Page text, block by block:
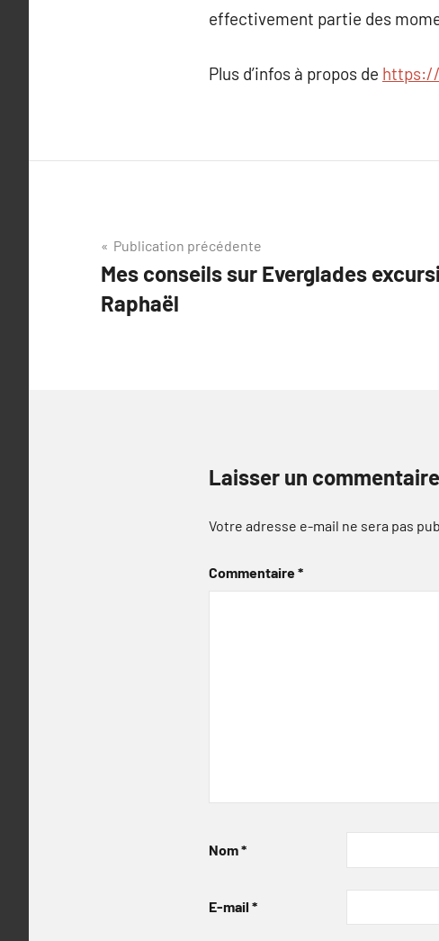
effectivement partie des
Plus d’infos à propos de
Navigation
de
l’article
Publication précédente
Mes conseils sur Everglades
Raphaël
Laisser un commentaire
Votre adresse e-mail ne sera pas
Commentaire*
Nom*
E-mail *